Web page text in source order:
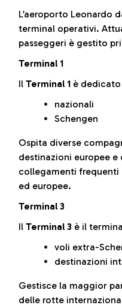
L’aeroporto Leonardo
terminal operativi.
passeggeri è gestito
Terminal 1
Il Terminal 1 è
nazionali
Schengen
Ospita diverse
destinazioni europee
collegamenti
ed europee.
Terminal 3
Il Terminal 3 è il
voli extra-
destinazioni
Gestisce la maggior
delle rotte